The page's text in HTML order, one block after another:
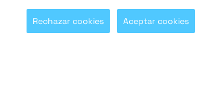
Rechazar cookies Aceptar cookies